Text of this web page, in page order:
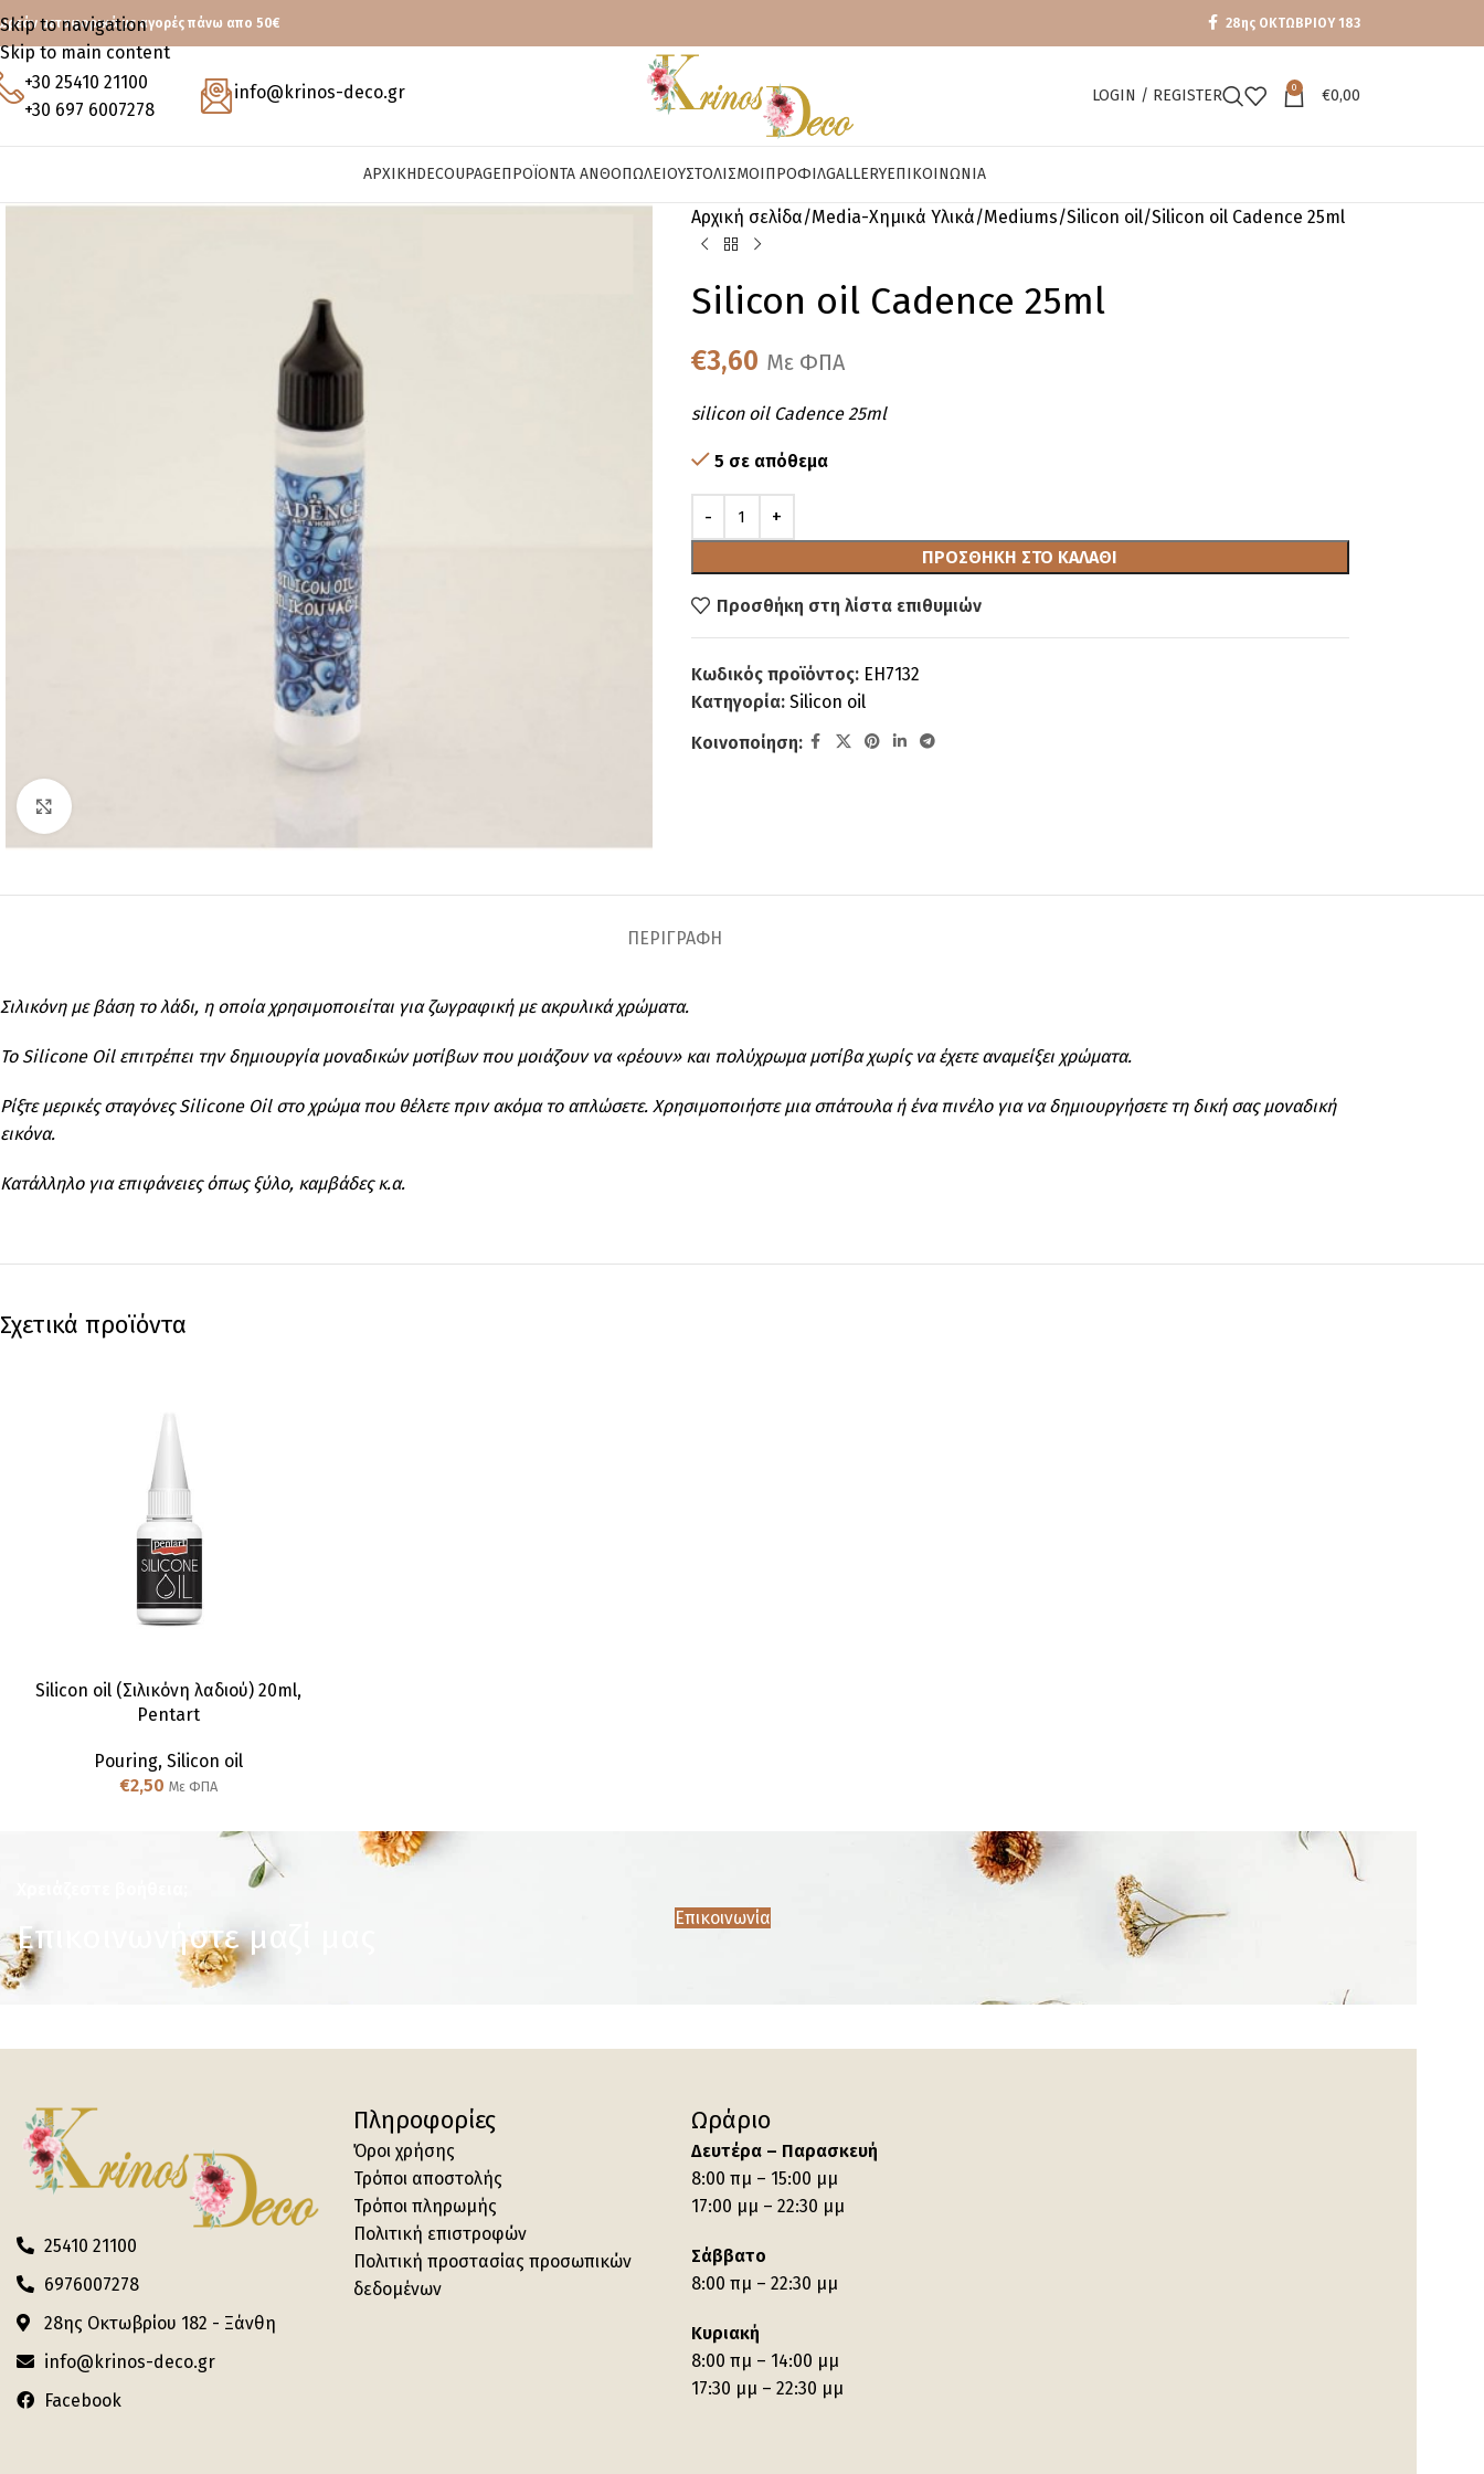
Skip to navigation
Skip to main content
μεταφορικά με αγορές πάνω απο 50€ 28ης ΟΚΤΩΒΡΙΟΥ 183
+30 25410 21100
+30 697 6007278
info@krinos-deco.gr LOGIN / REGISTER 0 €0,00
ΑΡΧΙΚΉDECOUPAGEΠΡΟΪΌΝΤΑ ΑΝΘΟΠΩΛΕΊΟΥΣΤΟΛΙΣΜΟΊΠΡΟΦΊΛGALLERYΕΠΙΚΟΙΝΩΝΊΑ
Αρχική σελίδα Media-Χημικά Υλικά Mediums Silicon oil Silicon oil Cadence 25ml
Silicon oil Cadence 25ml
€3,60 Με ΦΠΑ
silicon oil Cadence 25ml
5 σε απόθεμα
ΠΡΟΣΘΉΚΗ ΣΤΟ ΚΑΛΆΘΙ
Προσθήκη στη λίστα επιθυμιών
Κωδικός προϊόντος: EH7132
Κατηγορία: Silicon oil
Κοινοποίηση:
ΠΕΡΙΓΡΑΦΉ
Σιλικόνη με βάση το λάδι, η οποία χρησιμοποιείται για ζωγραφική με ακρυλικά χρώματα.
Το Silicone Oil επιτρέπει την δημιουργία μοναδικών μοτίβων που μοιάζουν να «ρέουν» και πολύχρωμα μοτίβα χωρίς να έχετε αναμείξει χρώματα.
Ρίξτε μερικές σταγόνες Silicone Oil στο χρώμα που θέλετε πριν ακόμα το απλώσετε. Χρησιμοποιήστε μια σπάτουλα ή ένα πινέλο για να δημιουργήσετε τη δική σας μοναδική
εικόνα.
Κατάλληλο για επιφάνειες όπως ξύλο, καμβάδες κ.α.
Σχετικά προϊόντα
Silicon oil (Σιλικόνη λαδιού) 20ml,
Pentart
Pouring,Silicon oil
€2,50 Με ΦΠΑ
Επικοινωνήστε μαζί μας Επικοινωνία
25410 21100
6976007278
28ης Οκτωβρίου 182 - Ξάνθη
info@krinos-deco.gr
Facebook
Πληροφορίες
Όροι χρήσης
Τρόποι αποστολής
Τρόποι πληρωμής
Πολιτική επιστροφών
Πολιτική προστασίας προσωπικών
δεδομένων
Ωράριο
Δευτέρα – Παρασκευή
8:00 πμ – 15:00 μμ
17:00 μμ – 22:30 μμ
Σάββατο
8:00 πμ – 22:30 μμ
Κυριακή
8:00 πμ – 14:00 μμ
17:30 μμ – 22:30 μμ